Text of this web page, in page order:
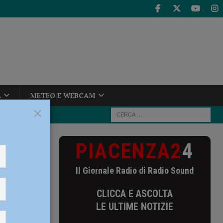
METEO E WEBCAM
“puliti”
PIACENZA24
Il Giornale Radio di Radio Sound
CLICCA E ASCOLTA
LE ULTIME NOTIZIE
×